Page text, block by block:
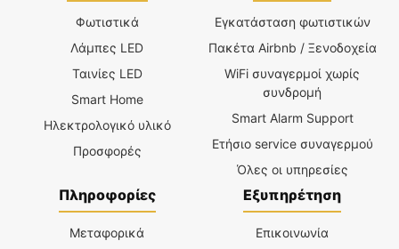
Φωτιστικά
Λάμπες LED
Ταινίες LED
Smart Home
Ηλεκτρολογικό υλικό
Προσφορές
Εγκατάσταση φωτιστικών
Πακέτα Airbnb / Ξενοδοχεία
WiFi συναγερμοί χωρίς
συνδρομή
Smart Alarm Support
Ετήσιο service συναγερμού
Όλες οι υπηρεσίες
Πληροφορίες
Μεταφορικά
Εξυπηρέτηση
Επικοινωνία